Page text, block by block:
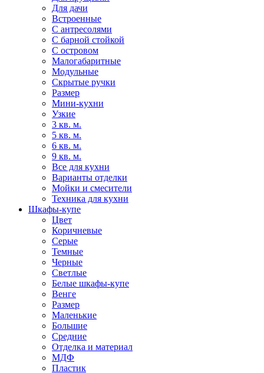
Для дачи
Встроенные
С антресолями
С барной стойкой
С островом
Малогабаритные
Модульные
Скрытые ручки
Размер
Мини-кухни
Узкие
3 кв. м.
5 кв. м.
6 кв. м.
9 кв. м.
Все для кухни
Варианты отделки
Мойки и смесители
Техника для кухни
Шкафы-купе
Цвет
Коричневые
Серые
Темные
Черные
Светлые
Белые шкафы-купе
Венге
Размер
Маленькие
Большие
Средние
Отделка и материал
МДФ
Пластик